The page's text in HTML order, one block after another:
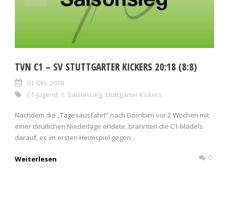
TVN C1 – SV STUTTGARTER KICKERS 20:18 (8:8)
01 Okt. 2018
C1-Jugend, 1. Saisonsieg, Stuttgarter Kickers
Nachdem die „Tagesausfahrt“ nach Dornbirn vor 2 Wochen mit
einer deutlichen Niederlage endete, brannten die C1-Mädels
darauf, es im ersten Heimspiel gegen...
Weiterlesen 0